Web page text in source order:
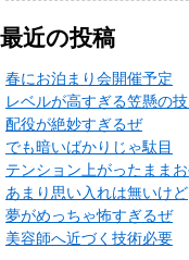
最近の投稿
春にお泊まり会開催予定
レベルが高すぎる笠懸の
配役が絶妙すぎるぜ
でも暗いばかりじゃ駄目
テンション上がったまま
あまり思い入れは無いけど
夢がめっちゃ怖すぎるぜ
美容師へ近づく技術必要